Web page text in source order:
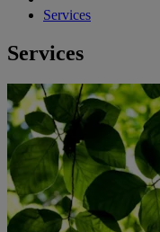
Services
Services